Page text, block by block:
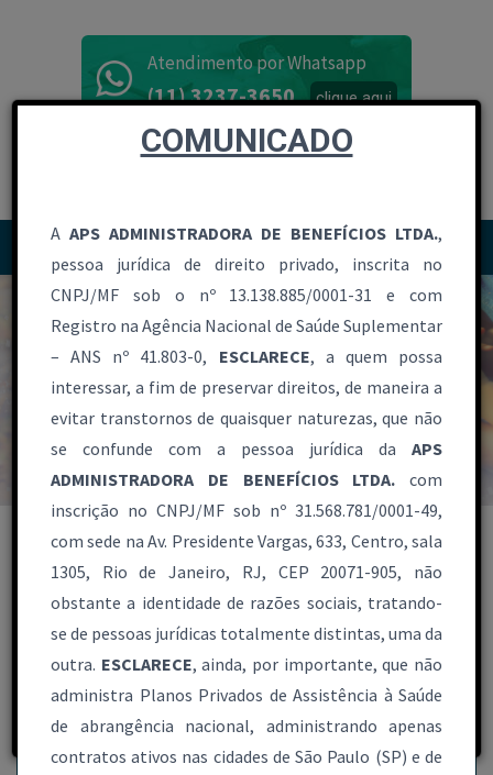
Atendimento por Whatsapp
(11) 3237-3650 clique aqui
Canal de vendas
PESQUISA POR REGIÃO
Encontre os Planos de Saúde que estão próximos à
COMUNICADO
A APS ADMINISTRADORA DE BENEFÍCIOS LTDA.,
pessoa jurídica de direito privado, inscrita no
CNPJ/MF sob o nº 13.138.885/0001-31 e com
Registro na Agência Nacional de Saúde Suplementar
– ANS nº 41.803-0, ESCLARECE, a quem possa
interessar, a fim de preservar direitos, de maneira a
evitar transtornos de quaisquer naturezas, que não
se confunde com a pessoa jurídica da APS
ADMINISTRADORA DE BENEFÍCIOS LTDA. com
inscrição no CNPJ/MF sob nº 31.568.781/0001-49,
com sede na Av. Presidente Vargas, 633, Centro, sala
1305, Rio de Janeiro, RJ, CEP 20071-905, não
obstante a identidade de razões sociais, tratando-
se de pessoas jurídicas totalmente distintas, uma da
outra. ESCLARECE, ainda, por importante, que não
administra Planos Privados de Assistência à Saúde
de abrangência nacional, administrando apenas
contratos ativos nas cidades de São Paulo (SP) e de